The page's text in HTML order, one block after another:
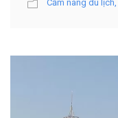
Cẩm nang du lịch